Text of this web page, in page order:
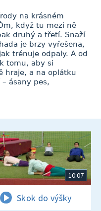
na krásném
když tu mezi ně
druhý a třetí. Snaží
je brzy vyřešena,
trénuje odpaly. A od
tomu, aby si
hraje, a na oplátku
ásany pes,
10:07
Skok do výšky